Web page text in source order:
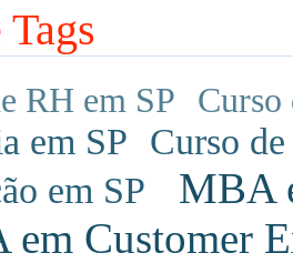
RH em SP Curso
em SP Curso
em SP
MBA
em Customer